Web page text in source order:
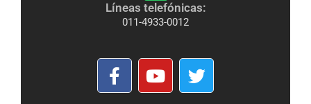
Líneas telefónicas:
011-4933-0012